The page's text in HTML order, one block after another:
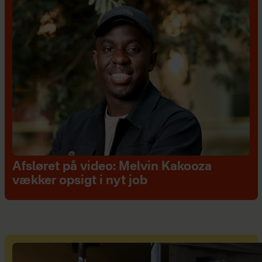
Afsløret på video: Melvin Kakooza
vækker opsigt i nyt job